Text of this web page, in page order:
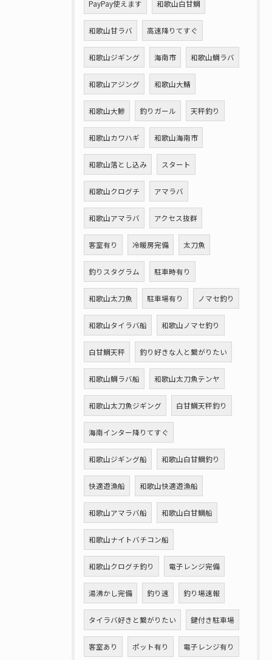
PayPay使えます 和歌山白甘鯛
和歌山甘ラバ 高速降りてすぐ
和歌山ジギング 海南市 和歌山鯛ラバ
和歌山アジング 和歌山大鯖
和歌山大鯵 釣りガール 天秤釣り
和歌山カワハギ 和歌山海南市
和歌山落とし込み スタート
和歌山クログチ アマラバ
和歌山アマラバ アクセス抜群
客室有り 冷暖房完備 太刀魚
釣りスタグラム 駐車時有り
和歌山太刀魚 駐車場有り ノマセ釣り
和歌山タイラバ船 和歌山ノマセ釣り
白甘鯛天秤 釣り好きな人と繋がりたい
和歌山鯛ラバ船 和歌山太刀魚テンヤ
和歌山太刀魚ジギング 白甘鯛天秤釣り
海南インター降りてすぐ
和歌山ジギング船 和歌山白甘鯛釣り
快適遊漁船 和歌山快適遊漁船
和歌山アマラバ船 和歌山白甘鯛船
和歌山ナイトバチコン船
和歌山クログチ釣り 電子レンジ完備
湯沸かし完備 釣り速 釣り場速報
タイラバ好きと繋がりたい 鍵付き駐車場
客室あり ポット有り 電子レンジ有り